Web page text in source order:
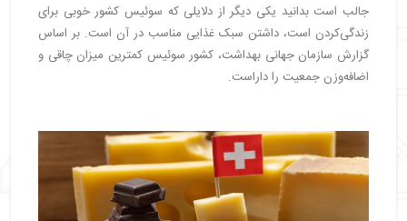
جالب است بدانید یکی دیگر از دلایلی که سوئیس کشور خوبی برای
زندگی‌کردن است، داشتن سبک غذایی مناسب در آن است. بر اساس
گزارش سازمان جهانی بهداشت، کشور سوئیس کمترین میزان چاقی و
اضافه‌وزن جمعیت را داراست.